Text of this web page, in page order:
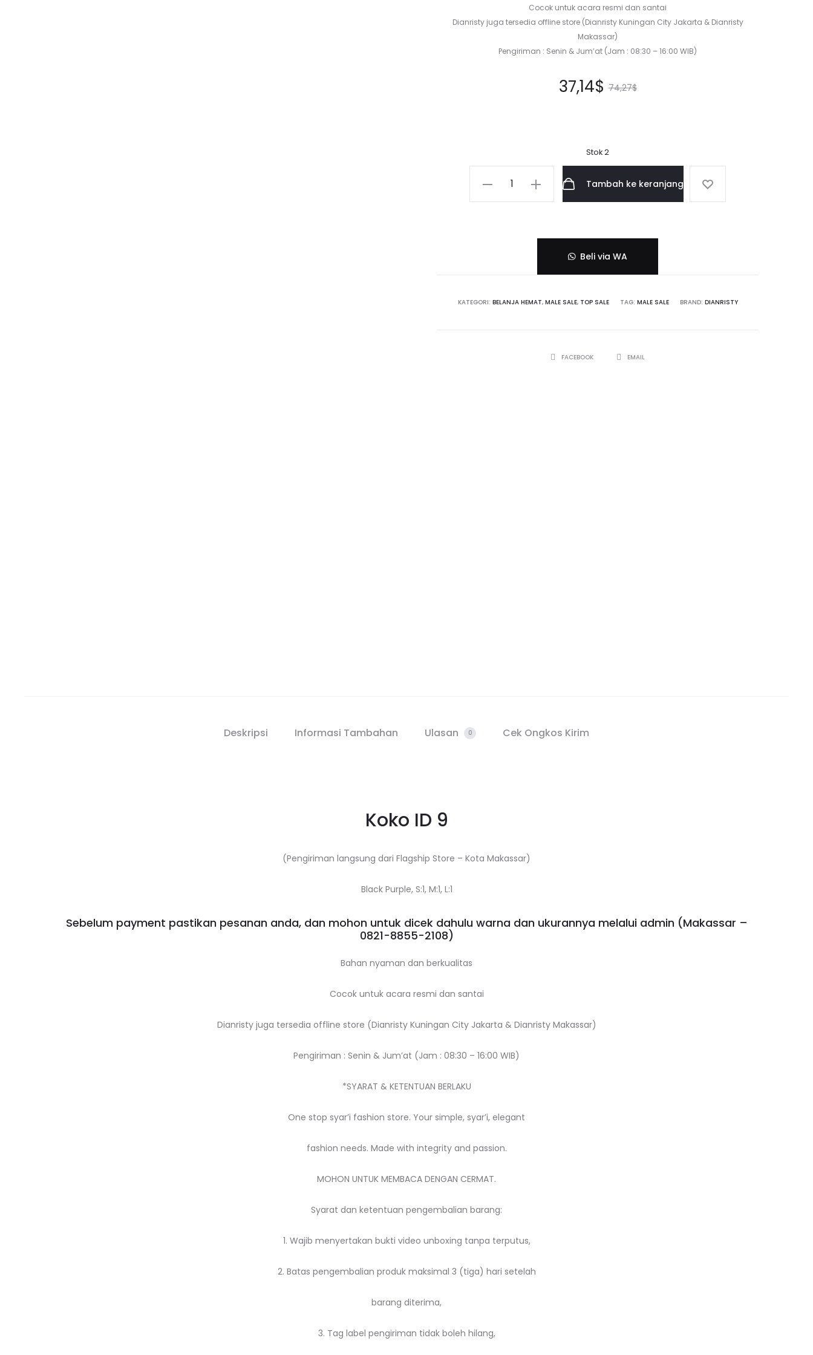
Cocok untuk acara resmi dan santai
Dianristy juga tersedia offline store (Dianristy Kuningan City Jakarta & Dianristy
Makassar)
Pengiriman : Senin & Jum’at (Jam : 08:30 – 16:00 WIB)
74,27$
Harga
adalah:
74,27$.
37,14$
adalah:
Stok 2
Kuantitas
Tambah ke keranjang
Beli via WA
KATEGORI: BELANJA HEMAT, MALE SALE, TOP SALE TAG: MALE SALE BRAND: DIANRISTY
SHAREFACEBOOK EMAIL
Deskripsi Informasi Tambahan Ulasan 0 Cek Ongkos Kirim
Koko ID 9
(Pengiriman langsung dari Flagship Store – Kota Makassar)
Black Purple, S:1, M:1, L:1
Sebelum payment pastikan pesanan anda, dan mohon untuk dicek dahulu warna dan ukurannya melalui admin (Makassar –
0821-8855-2108)
Bahan nyaman dan berkualitas
Cocok untuk acara resmi dan santai
Dianristy juga tersedia offline store (Dianristy Kuningan City Jakarta & Dianristy Makassar)
Pengiriman : Senin & Jum’at (Jam : 08:30 – 16:00 WIB)
*SYARAT & KETENTUAN BERLAKU
One stop syar’i fashion store. Your simple, syar’i, elegant
fashion needs. Made with integrity and passion.
MOHON UNTUK MEMBACA DENGAN CERMAT.
Syarat dan ketentuan pengembalian barang:
1. Wajib menyertakan bukti video unboxing tanpa terputus,
2. Batas pengembalian produk maksimal 3 (tiga) hari setelah
barang diterima,
3. Tag label pengiriman tidak boleh hilang,